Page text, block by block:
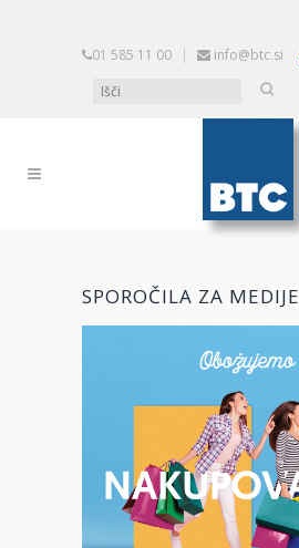
01 585 11 00 | info@btc.si
SPOROČILA ZA MEDIJE